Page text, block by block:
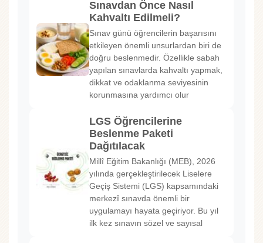
Sınavdan Önce Nasıl
Kahvaltı Edilmeli?
Sınav günü öğrencilerin başarısını
etkileyen önemli unsurlardan biri de
doğru beslenmedir. Özellikle sabah
yapılan sınavlarda kahvaltı yapmak,
dikkat ve odaklanma seviyesinin
korunmasına yardımcı olur
LGS Öğrencilerine
Beslenme Paketi
Dağıtılacak
Millî Eğitim Bakanlığı (MEB), 2026
yılında gerçekleştirilecek Liselere
Geçiş Sistemi (LGS) kapsamındaki
merkezî sınavda önemli bir
uygulamayı hayata geçiriyor. Bu yıl
ilk kez sınavın sözel ve sayısal